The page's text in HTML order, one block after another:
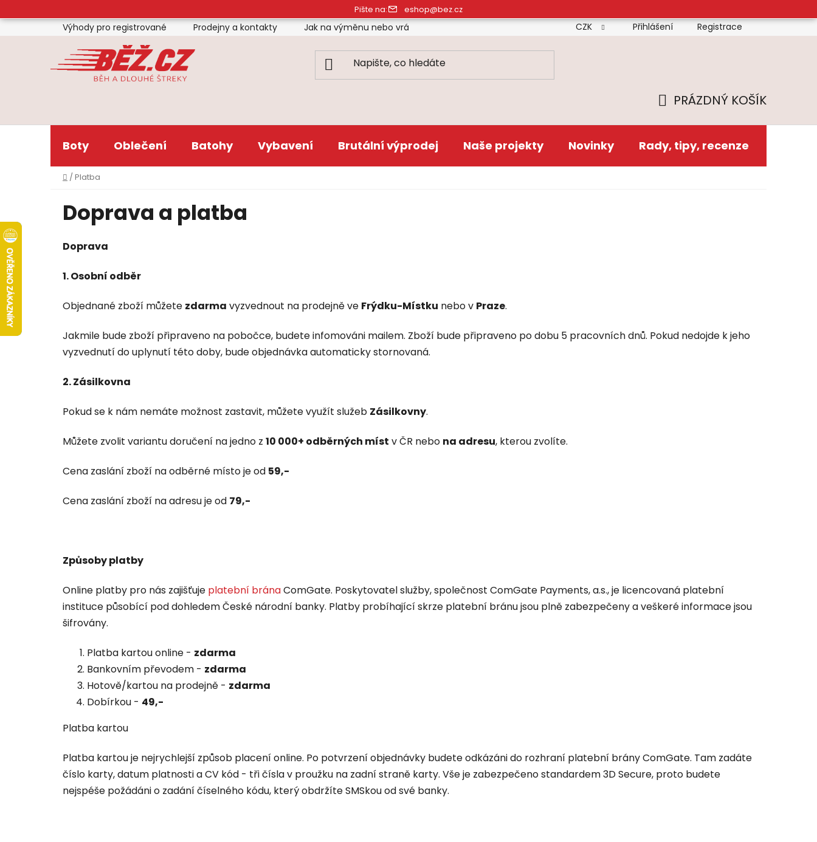
na
obsah
Pište na: eshop@bez.cz
Výhody pro registrované Prodejny a kontakty Jak na výměnu nebo vrácení zboží Doprava Platba Reklamační řád
CZK Přihlášení Registrace
KOŠÍK
PRÁZDNÝ KOŠÍK
Boty Oblečení Batohy Vybavení Brutální výprodej Naše projekty Novinky Rady, tipy, recenze
Domů
/ Platba
Doprava a platba
Doprava
1. Osobní odběr
Objednané zboží můžete zdarma vyzvednout na prodejně ve Frýdku-Místku nebo v Praze.
Jakmile bude zboží připraveno na pobočce, budete infomováni mailem. Zboží bude připraveno po dobu 5 pracovních dnů. Pokud nedojde k jeho
vyzvednutí do uplynutí této doby, bude objednávka automaticky stornovaná.
2. Zásilkovna
Pokud se k nám nemáte možnost zastavit, můžete využít služeb Zásilkovny.
Můžete zvolit variantu doručení na jedno z 10 000+ odběrných míst v ČR nebo na adresu, kterou zvolíte.
Cena zaslání zboží na odběrné místo je od 59,-
Cena zaslání zboží na adresu je od 79,-
Způsoby platby
Online platby pro nás zajišťuje platební bránaComGate. Poskytovatel služby, společnost ComGate Payments, a.s., je licencovaná platební
instituce působící pod dohledem České národní banky. Platby probíhající skrze platební bránu jsou plně zabezpečeny a veškeré informace jsou
šifrovány.
Platba kartou online - zdarma
Bankovním převodem - zdarma
Hotově/kartou na prodejně - zdarma
Dobírkou - 49,-
Platba kartou
Platba kartou je nejrychlejší způsob placení online. Po potvrzení objednávky budete odkázáni do rozhraní platební brány ComGate. Tam zadáte
číslo karty, datum platnosti a CV kód - tři čísla v proužku na zadní straně karty. Vše je zabezpečeno standardem 3D Secure, proto budete
nejspéše požádáni o zadání číselného kódu, který obdržíte SMSkou od své banky.